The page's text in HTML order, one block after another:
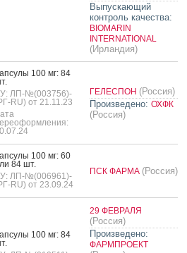
Выпускающий
контроль качества:
BIOMARIN
INTERNATIONAL
(Ирландия)
100 мг: 84
ЛП-№(003756)-
RU) от 21.11.23
ГЕЛЕСПОН (Россия)
Произведено: ОХФК
(Россия)
100 мг: 60
84 шт.
ЛП-№(006961)-
RU) от 23.09.24
ПСК ФАРМА (Россия)
100 мг: 84
29 ФЕВРАЛЯ
(Россия)
Произведено:
ФАРМПРОЕКТ